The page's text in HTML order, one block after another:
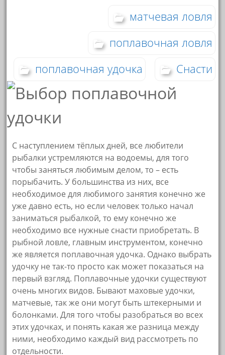
матчевая ловля
поплавочная ловля
поплавочная удочка
Снасти
С наступлением тёплых дней, все любители
рыбалки устремляются на водоемы, для того
чтобы заняться любимым делом, то – есть
порыбачить. У большинства из них, все
необходимое для любимого занятия конечно же
уже давно есть, но если человек только начал
заниматься рыбалкой, то ему конечно же
необходимо все нужные снасти приобретать. В
рыбной ловле, главным инструментом, конечно
же является поплавочная удочка. Однако выбрать
удочку не так-то просто как может показаться на
первый взгляд. Поплавочные удочки существуют
очень многих видов. Бывают маховые удочки,
матчевые, так же они могут быть штекерными и
болонками. Для того чтобы разобраться во всех
этих удочках, и понять какая же разница между
ними, необходимо каждый вид рассмотреть по
отдельности.